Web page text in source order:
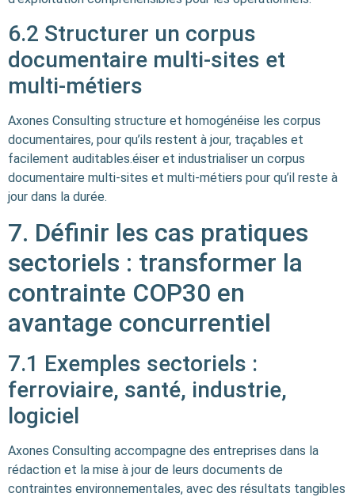
6.2 Structurer un corpus
documentaire multi-sites et
multi-métiers
Axones Consulting structure et homogénéise les corpus
documentaires, pour qu’ils restent à jour, traçables et
facilement auditables.éiser et industrialiser un corpus
documentaire multi-sites et multi-métiers pour qu’il reste à
jour dans la durée.
7. Définir les cas pratiques
sectoriels : transformer la
contrainte COP30 en
avantage concurrentiel
7.1 Exemples sectoriels :
ferroviaire, santé, industrie,
logiciel
Axones Consulting accompagne des entreprises dans la
rédaction et la mise à jour de leurs documents de
contraintes environnementales, avec des résultats tangibles